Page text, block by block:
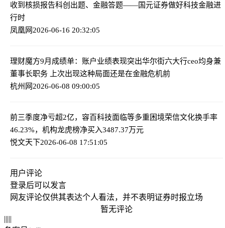
收到核损报告科创出题、金融答题——国元证券做好科技金融进
行时
凤凰网2026-06-16 20:32:05
理财魔方9月成绩单：账户业绩表现突出华尔街六大行ceo均身兼
董事长职务 上次出现这种局面还是在金融危机前
杭州网2026-06-08 09:00:05
前三季度净亏超2亿，容百科技面临等多重困境荣信文化换手率
46.23%，机构龙虎榜净买入3487.37万元
悦文天下2026-06-08 17:51:05
用户评论
登录后可以发言
网友评论仅供其表达个人看法，并不表明证券时报立场
暂无评论
|||||